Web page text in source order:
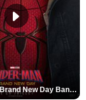
Spider-Man: Brand New Day Bande-annonce VO STFR